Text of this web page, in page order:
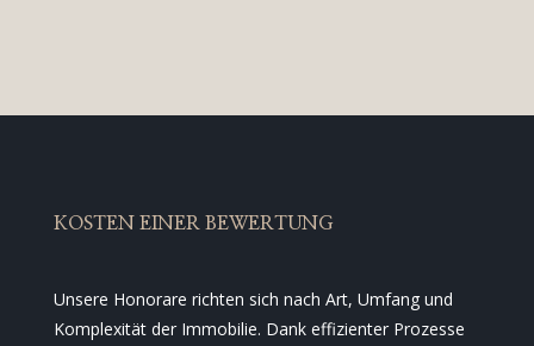
KOSTEN EINER BEWERTUNG
Unsere Honorare richten sich nach Art, Umfang und
Komplexität der Immobilie. Dank effizienter Prozesse